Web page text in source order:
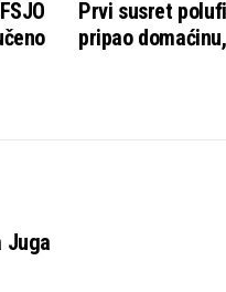
Prvi susret
pripao
Juga